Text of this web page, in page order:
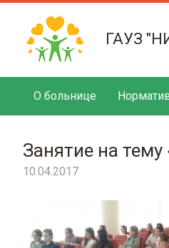
ГАУЗ
О больнице
Занятие на
10.04.2017